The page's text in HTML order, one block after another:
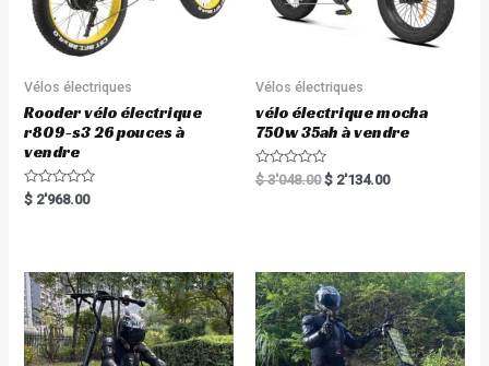
Vélos électriques
Rooder vélo électrique
r809-s3 26 pouces à
vendre
R
a
o
u
t
o
f
5
$ 2'968.00
Vélos électriques
vélo électrique mocha
750w 35ah à vendre
R
a
t
o
f
5
$3'048.00 $ 2'134.00